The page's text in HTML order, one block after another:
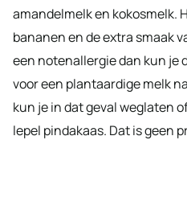
amandelmelk en kokosmelk.
bananen en de extra smaak
een notenallergie dan kun je
voor een plantaardige melk
kun je in dat geval weglaten
lepel pindakaas. Dat is geen